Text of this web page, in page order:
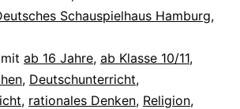
Schauspielhaus Hamburg,
ab 16 Jahre, ab Klasse 10/11,
, Deutschunterricht,
, rationales Denken, Religion,